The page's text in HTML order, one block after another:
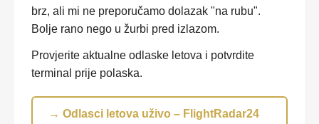
brz, ali mi ne preporučamo dolazak "na rubu".
Bolje rano nego u žurbi pred izlazom.
Provjerite aktualne odlaske letova i potvrdite
terminal prije polaska.
→ Odlasci letova uživo – FlightRadar24